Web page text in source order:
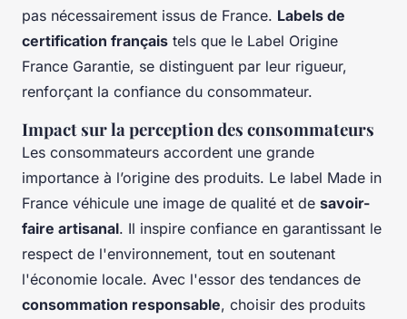
pas nécessairement issus de France. Labels de
certification français tels que le Label Origine
France Garantie, se distinguent par leur rigueur,
renforçant la confiance du consommateur.
Impact sur la perception des consommateurs
Les consommateurs accordent une grande
importance à l’origine des produits. Le label Made in
France véhicule une image de qualité et de savoir-
faire artisanal. Il inspire confiance en garantissant le
respect de l'environnement, tout en soutenant
l'économie locale. Avec l'essor des tendances de
consommation responsable, choisir des produits